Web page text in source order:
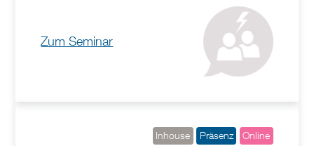
Zum Seminar
Inhouse Präsenz Online